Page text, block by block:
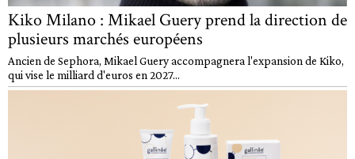
Kiko Milano : Mikael Guery prend la direction de
plusieurs marchés européens
Ancien de Sephora, Mikael Guery accompagnera l'expansion de Kiko,
qui vise le milliard d'euros en 2027...